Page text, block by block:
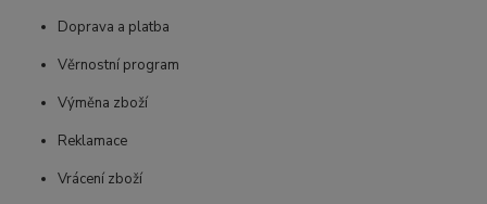
Doprava a platba
Věrnostní program
Výměna zboží
Reklamace
Vrácení zboží